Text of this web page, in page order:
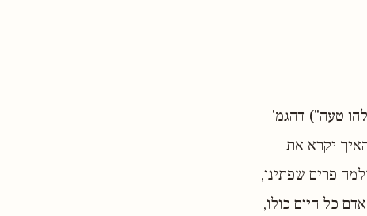
טעה") דהגמ'
יקרא את
פרים שפתינו,
כל היום כולו,